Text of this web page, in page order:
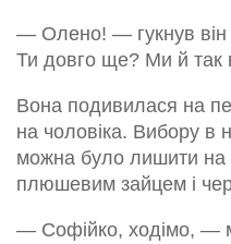
— Олено! — гукнув він
Ти довго ще? Ми й так
Вона подивилася на
на чоловіка. Вибору в
можна було лишити на
плюшевим зайцем і
— Софійко, ходімо, —